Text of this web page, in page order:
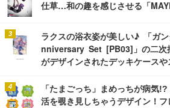
仕草…和の趣を感じさせる「
ラクスの浴衣姿が美しい♪ 「ガ
nniversary Set [PB03]」の二次
がデザインされたデッキケースや
「たまごっち」まめっちが病気
活を覗き見しちゃうデザイン！